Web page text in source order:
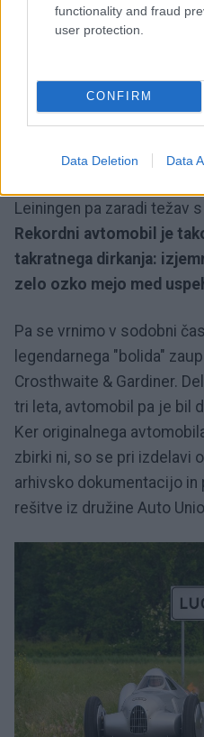
functionality and fraud
user protection.
CONFIRM
Data Deletion Data
Maja 1935 sta podobno
nastopila na dirki Avus v
750 kilogramov ni veljala.
ne dovolj zanesljiva.
Leiningen pa zaradi težav
Rekordni avtomobil je
takratnega dirkanja:
zelo ozko mejo med
Pa se vrnimo v sodobni
legendarnega "bolida"
Crosthwaite & Gardiner.
tri leta, avtomobil pa je bil
Ker originalnega
zbirki ni, so se pri izdelavi
arhivsko dokumentacijo in
rešitve iz družine Auto